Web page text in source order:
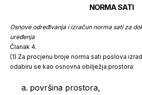
NORMA SATI
Osnove određivanja i izračun norma sati za
uređenja
Članak 4.
(1) Za procjenu broje norma sati poslova
odabiru se kao osnovna obilježja prostora:
površina prostora,